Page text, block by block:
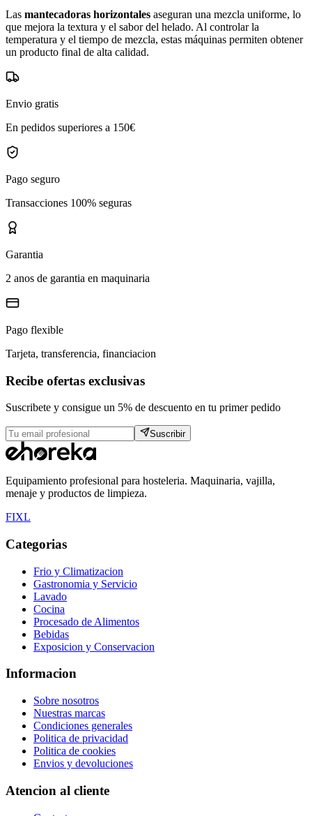
Las mantecadoras horizontales aseguran una mezcla uniforme, lo
que mejora la textura y el sabor del helado. Al controlar la
temperatura y el tiempo de mezcla, estas máquinas permiten obtener
un producto final de alta calidad.
Envio gratis
En pedidos superiores a 150€
Pago seguro
Transacciones 100% seguras
Garantia
2 anos de garantia en maquinaria
Pago flexible
Tarjeta, transferencia, financiacion
Recibe ofertas exclusivas
Suscribete y consigue un 5% de descuento en tu primer pedido
Suscribir
Equipamiento profesional para hosteleria. Maquinaria, vajilla,
menaje y productos de limpieza.
FIXL
Categorias
Frio y Climatizacion
Gastronomia y Servicio
Lavado
Cocina
Procesado de Alimentos
Bebidas
Exposicion y Conservacion
Informacion
Sobre nosotros
Nuestras marcas
Condiciones generales
Politica de privacidad
Politica de cookies
Envios y devoluciones
Atencion al cliente